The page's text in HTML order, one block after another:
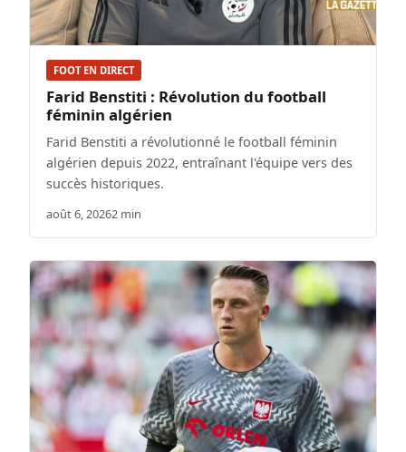
FOOT EN DIRECT
Farid Benstiti : Révolution du football
féminin algérien
Farid Benstiti a révolutionné le football féminin
algérien depuis 2022, entraînant l'équipe vers des
succès historiques.
août 6, 20262 min